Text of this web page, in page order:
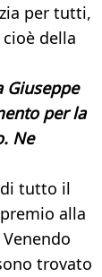
per tutti,
della
Giuseppe
per la
Ne
di tutto il
alla
trovato